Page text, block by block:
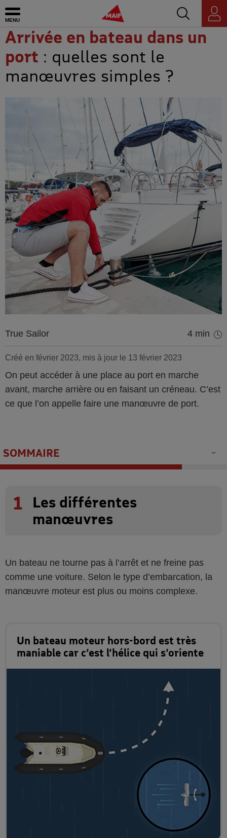
Ouvrir le menu MAIF - Allez à l'accueil de maif.fr
Accédez au
Espace
personnel
Arrivée en bateau dans un
port : quelles sont le
manœuvres simples ?
True Sailor 4 min
Créé en février 2023, mis à jour le 13 février 2023
On peut accéder à une place au port en marche
avant, marche arrière ou en faisant un créneau. C’est
ce que l’on appelle faire une manœuvre de port.
SOMMAIRE
1
Les différentes
manœuvres
Un bateau ne tourne pas à l’arrêt et ne freine pas
comme une voiture. Selon le type d’embarcation, la
manœuvre moteur est plus ou moins complexe.
Un bateau moteur hors-bord est très
maniable car c’est l’hélice qui s’oriente